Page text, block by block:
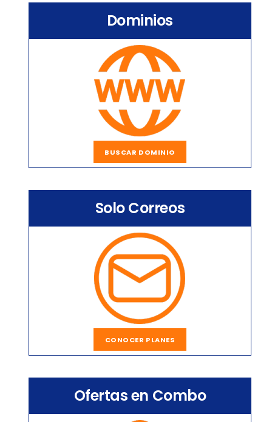
Dominios
BUSCAR DOMINIO
Solo Correos
CONOCER PLANES
Ofertas en Combo